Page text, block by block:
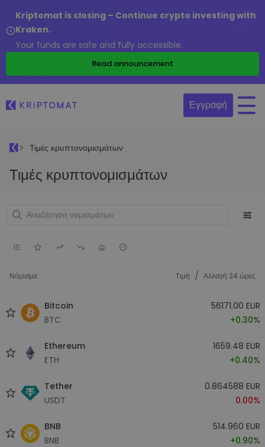
Kriptomat is closing – Continue crypto investing with
Kraken.
Your funds are safe and fully accessible.
Read announcement
Εγγραφή
Τιμές κρυπτονομισμάτων
Τιμές κρυπτονομισμάτων
Νόμισμα Tιμή / Αλλαγή 24 ώρες
Bitcoin
BTC
56171.00 EUR
+0.30%
Ethereum
ETH
1659.48 EUR
+0.40%
Tether
USDT
0.864588 EUR
0.00%
BNB
BNB
514.960 EUR
+0.90%